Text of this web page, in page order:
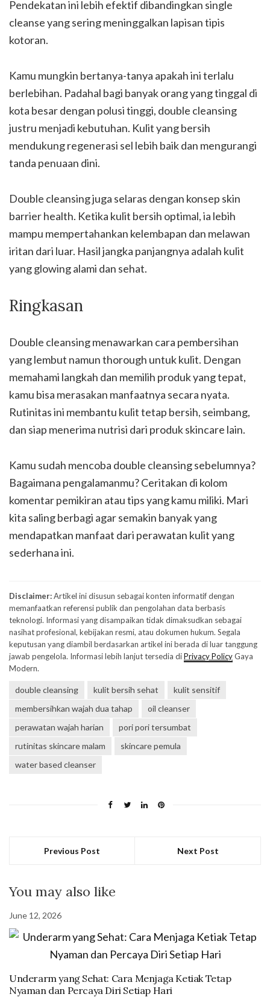
Pendekatan ini lebih efektif dibandingkan single
cleanse yang sering meninggalkan lapisan tipis
kotoran.
Kamu mungkin bertanya-tanya apakah ini terlalu
berlebihan. Padahal bagi banyak orang yang tinggal di
kota besar dengan polusi tinggi, double cleansing
justru menjadi kebutuhan. Kulit yang bersih
mendukung regenerasi sel lebih baik dan mengurangi
tanda penuaan dini.
Double cleansing juga selaras dengan konsep skin
barrier health. Ketika kulit bersih optimal, ia lebih
mampu mempertahankan kelembapan dan melawan
iritan dari luar. Hasil jangka panjangnya adalah kulit
yang glowing alami dan sehat.
Ringkasan
Double cleansing menawarkan cara pembersihan
yang lembut namun thorough untuk kulit. Dengan
memahami langkah dan memilih produk yang tepat,
kamu bisa merasakan manfaatnya secara nyata.
Rutinitas ini membantu kulit tetap bersih, seimbang,
dan siap menerima nutrisi dari produk skincare lain.
Kamu sudah mencoba double cleansing sebelumnya?
Bagaimana pengalamanmu? Ceritakan di kolom
komentar pemikiran atau tips yang kamu miliki. Mari
kita saling berbagi agar semakin banyak yang
mendapatkan manfaat dari perawatan kulit yang
sederhana ini.
Disclaimer:Artikel ini disusun sebagai konten informatif dengan
memanfaatkan referensi publik dan pengolahan data berbasis
teknologi. Informasi yang disampaikan tidak dimaksudkan sebagai
nasihat profesional, kebijakan resmi, atau dokumen hukum. Segala
keputusan yang diambil berdasarkan artikel ini berada di luar tanggung
jawab pengelola. Informasi lebih lanjut tersedia diPrivacy PolicyGaya
Modern.
double cleansing kulit bersih sehat
kulit sensitif
membersihkan wajah dua tahap
oil cleanser
perawatan wajah harian
pori pori tersumbat
rutinitas skincare malam
skincare pemula
water based cleanser
Previous Post Next Post
You may also like
June 12, 2026
Underarm yang Sehat: Cara Menjaga Ketiak Tetap
Nyaman dan Percaya Diri Setiap Hari